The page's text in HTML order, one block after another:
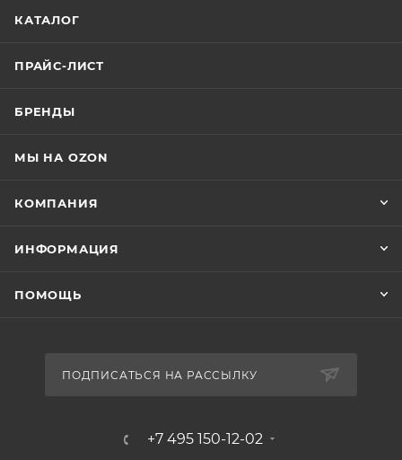
КАТАЛОГ
ПРАЙС-ЛИСТ
БРЕНДЫ
МЫ НА OZON
КОМПАНИЯ
ИНФОРМАЦИЯ
ПОМОЩЬ
ПОДПИСАТЬСЯ НА РАССЫЛКУ
+7 495 150-12-02